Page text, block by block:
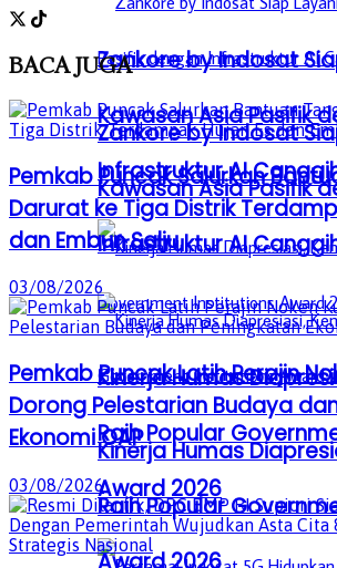
Zankore by Indosat
Kawasan Asia Pasifik
Infrastruktur AI
Kinerja Humas
Raih Popular
Award 2026
Zankore by Indosat
Kawasan Asia Pasifik
Infrastruktur AI
Kinerja Humas
Raih Popular
Award 2026
BACAJUGA
Pemkab Puncak Salurkan
Darurat ke Tiga Distrik
dan Embun Salju
03/08/2026
Pemkab Puncak Latih Perajin
Dorong Pelestarian Budaya
Ekonomi OAP
03/08/2026